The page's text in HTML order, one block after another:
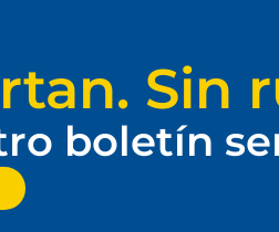
Sin
boletín